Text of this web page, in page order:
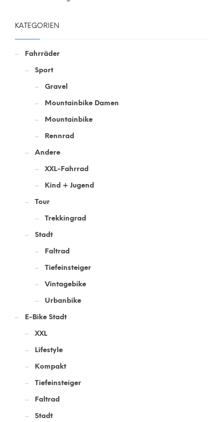
KATEGORIEN
Fahrräder
Sport
Gravel
Mountainbike Damen
Mountainbike
Rennrad
Andere
XXL-Fahrrad
Kind + Jugend
Tour
Trekkingrad
Stadt
Faltrad
Tiefeinsteiger
Vintagebike
Urbanbike
E-Bike Stadt
XXL
Lifestyle
Kompakt
Tiefeinsteiger
Faltrad
Stadt